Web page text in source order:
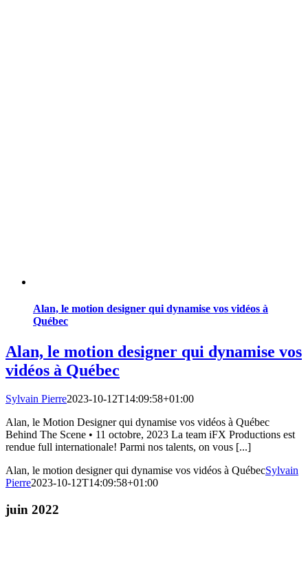
Alan, le motion designer qui dynamise vos vidéos à
Québec
Alan, le motion designer qui dynamise vos
vidéos à Québec
Sylvain Pierre2023-10-12T14:09:58+01:00
Alan, le Motion Designer qui dynamise vos vidéos à Québec
Behind The Scene • 11 octobre, 2023 La team iFX Productions est
rendue full internationale! Parmi nos talents, on vous [...]
Alan, le motion designer qui dynamise vos vidéos à QuébecSylvain
Pierre2023-10-12T14:09:58+01:00
juin 2022